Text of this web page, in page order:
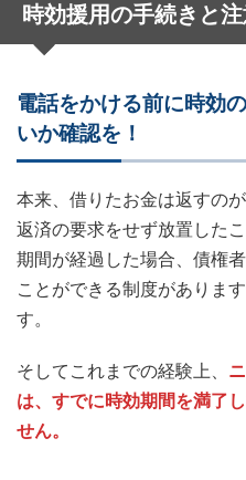
時効援用の手続きと
電話をかける前に時効
いか確認を！
本来、借りたお金は返すの
返済の要求をせず放置した
期間が経過した場合、債権
ことができる制度がありま
す。
そしてこれまでの経験上、
は、すでに時効期間を満了
せん。